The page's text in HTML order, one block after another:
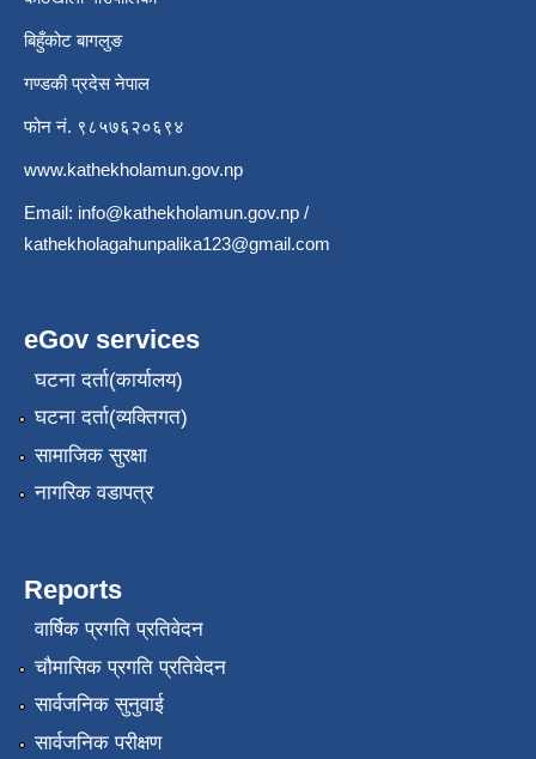
बिहुँकोट बागलुङ
गण्डकी प्रदेस नेपाल
फोन नं. ९८५७६२०६९४
www.kathekholamun.gov.np
Email: info@kathekholamun.gov.np /
kathekholagahunpalika123@gmail.com
eGov services
घटना दर्ता(कार्यालय)
घटना दर्ता(व्यक्तिगत)
सामाजिक सुरक्षा
नागरिक वडापत्र
Reports
वार्षिक प्रगति प्रतिवेदन
चौमासिक प्रगति प्रतिवेदन
सार्वजनिक सुनुवाई
सार्वजनिक परीक्षण